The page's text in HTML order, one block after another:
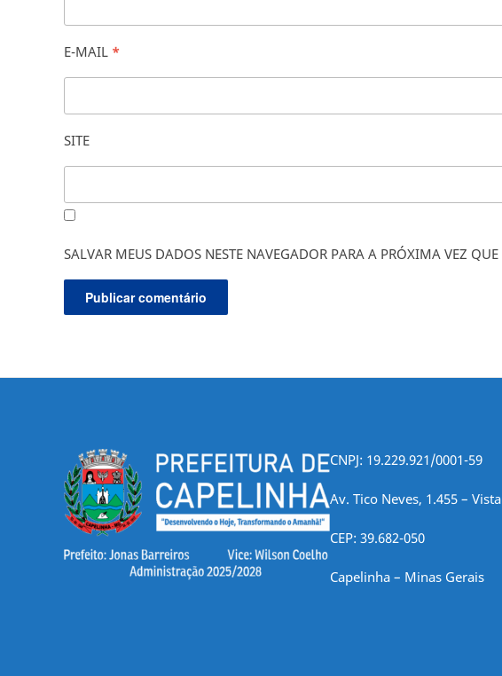
E-MAIL *
SITE
SALVAR MEUS DADOS NESTE NAVEGADOR PARA A PRÓXIMA VEZ
CNPJ: 19.229.921/0001-59
Av. Tico Neves, 1.455 –
CEP: 39.682-050
Capelinha – Minas Gerais